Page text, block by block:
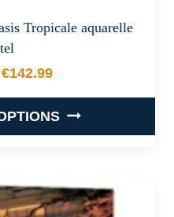
Tropicale aquarelle
€142.99
Plage de prix : €29.99 à